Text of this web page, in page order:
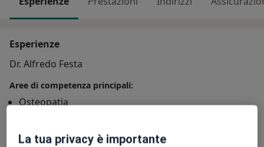
Esperienze
Dr. Alfredo Festa
Aree di competenza principali:
Osteopatia
La tua privacy è importante